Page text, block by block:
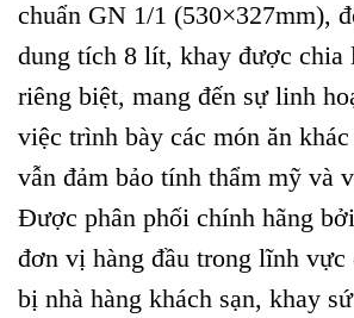
chuẩn GN 1/1 (530×327mm),
dung tích 8 lít, khay được chia
riêng biệt, mang đến sự linh
việc trình bày các món ăn
vẫn đảm bảo tính thẩm mỹ và
Được phân phối chính hãng
đơn vị hàng đầu trong lĩnh vực
bị nhà hàng khách sạn, khay